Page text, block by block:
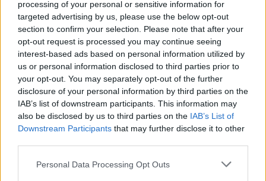
processing of your personal or sensitive information for
targeted advertising by us, please use the below opt-out
section to confirm your selection. Please note that after your
opt-out request is processed you may continue seeing
interest-based ads based on personal information utilized by
us or personal information disclosed to third parties prior to
your opt-out. You may separately opt-out of the further
disclosure of your personal information by third parties on the
IAB’s list of downstream participants. This information may
also be disclosed by us to third parties on the IAB’s List of
Downstream Participants that may further disclose it to other
Personal Data Processing Opt Outs
La scelta strategica di Fincantieri è quella di
concentrarsi direttamente sulla quarta
generazione. La ragione è legata ai tempi
industriali: una nave commerciale nucleare non
entrerà in servizio prima di quindici o vent’anni e
la tecnologia di quarta generazione è quella che
nel 2035-2040 sarà più competitiva.
Tra le tecnologie attualmente analizzate, quella